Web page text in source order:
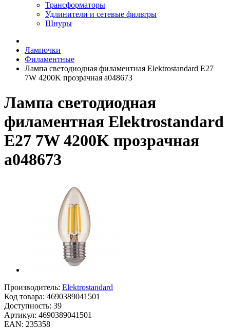
Трансформаторы
Удлинители и сетевые фильтры
Шнуры
Лампочки
Филаментные
Лампа светодиодная филаментная Elektrostandard E27
7W 4200K прозрачная a048673
Лампа светодиодная
филаментная Elektrostandard
E27 7W 4200K прозрачная
a048673
Производитель: Elektrostandard
Код товара: 4690389041501
Доступность: 39
Артикул: 4690389041501
EAN: 235358